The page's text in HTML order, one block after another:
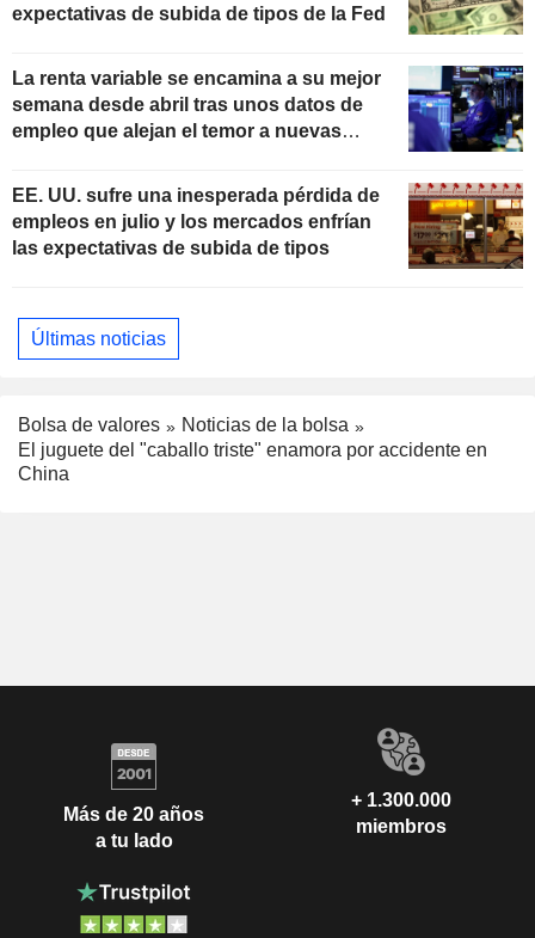
expectativas de subida de tipos de la Fed
La renta variable se encamina a su mejor
semana desde abril tras unos datos de
empleo que alejan el temor a nuevas
EE. UU. sufre una inesperada pérdida de
empleos en julio y los mercados enfrían
las expectativas de subida de tipos
Últimas noticias
Bolsa de valores
Noticias de la bolsa
El juguete del "caballo triste" enamora por accidente en
China
Más de 20 años
a tu lado
+ 1.300.000
miembros